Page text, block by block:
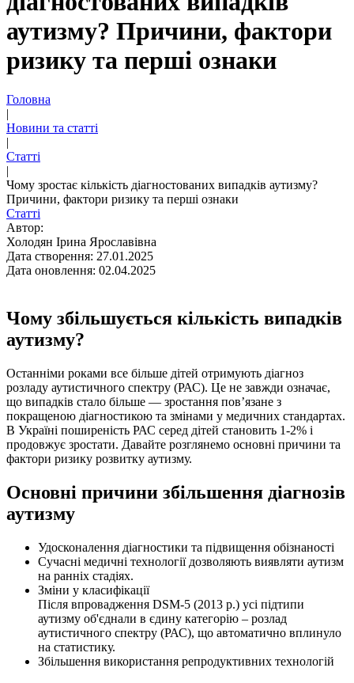
аутизму? Причини, фактори
ризику та перші ознаки
Головна
|
Новини та статті
|
Статті
|
Чому зростає кількість діагностованих випадків аутизму?
Причини, фактори ризику та перші ознаки
Статті
Автор:
Холодян Ірина Ярославівна
Дата створення: 27.01.2025
Дата оновлення: 02.04.2025
Чому збільшується кількість випадків
аутизму?
Останніми роками все більше дітей отримують діагноз
розладу аутистичного спектру (РАС). Це не завжди означає,
що випадків стало більше — зростання пов’язане з
покращеною діагностикою та змінами у медичних стандартах.
В Україні поширеність РАС серед дітей становить 1-2% і
продовжує зростати. Давайте розглянемо основні причини та
фактори ризику розвитку аутизму.
Основні причини збільшення діагнозів
аутизму
Удосконалення діагностики та підвищення обізнаності
Сучасні медичні технології дозволяють виявляти аутизм
на ранніх стадіях.
Зміни у класифікації
Після впровадження DSM-5 (2013 р.) усі підтипи
аутизму об'єднали в єдину категорію – розлад
аутистичного спектру (РАС), що автоматично вплинуло
на статистику.
Збільшення використання репродуктивних технологій